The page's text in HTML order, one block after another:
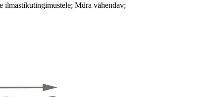
Müra vähendav;